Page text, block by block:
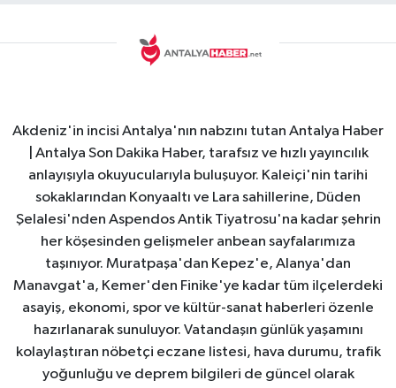
Akdeniz'in incisi Antalya'nın nabzını tutan Antalya Haber
| Antalya Son Dakika Haber, tarafsız ve hızlı yayıncılık
anlayışıyla okuyucularıyla buluşuyor. Kaleiçi'nin tarihi
sokaklarından Konyaaltı ve Lara sahillerine, Düden
Şelalesi'nden Aspendos Antik Tiyatrosu'na kadar şehrin
her köşesinden gelişmeler anbean sayfalarımıza
taşınıyor. Muratpaşa'dan Kepez'e, Alanya'dan
Manavgat'a, Kemer'den Finike'ye kadar tüm ilçelerdeki
asayiş, ekonomi, spor ve kültür-sanat haberleri özenle
hazırlanarak sunuluyor. Vatandaşın günlük yaşamını
kolaylaştıran nöbetçi eczane listesi, hava durumu, trafik
yoğunluğu ve deprem bilgileri de güncel olarak